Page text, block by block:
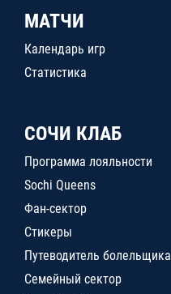
МАТЧИ
Календарь игр
Статистика
СОЧИ КЛАБ
Программа лояльности
Sochi Queens
Фан-сектор
Стикеры
Путеводитель болельщика
Семейный сектор